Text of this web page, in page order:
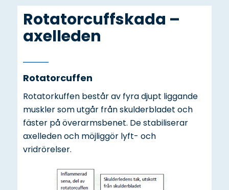
Rotatorcuffskada –
axelleden
Rotatorcuffen
Rotatorkuffen består av fyra djupt liggande
muskler som utgår från skulderbladet och
fäster på överarmsbenet. De stabiliserar
axelleden och möjliggör lyft- och
vridrörelser.